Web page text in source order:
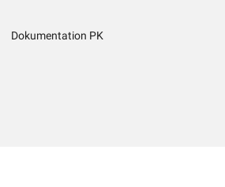
Dokumentation PK